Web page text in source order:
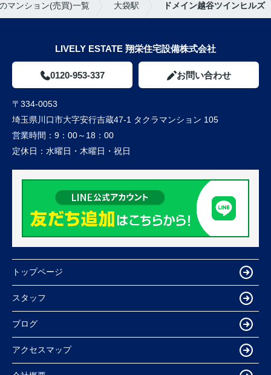
マンション(売買)一覧 大袋駅 ドメイン越谷ツインヒルズ
LIVELY ESTATE 翔栄住宅設備株式会社
0120-953-337 お問い合わせ
〒334-0053
埼玉県川口市大字安行吉蔵47-1 タクラマンション 105
営業時間： 9：00～18：00
定休日： 水曜日・木曜日・祝日
トップページ
スタッフ
ブログ
アクセスマップ